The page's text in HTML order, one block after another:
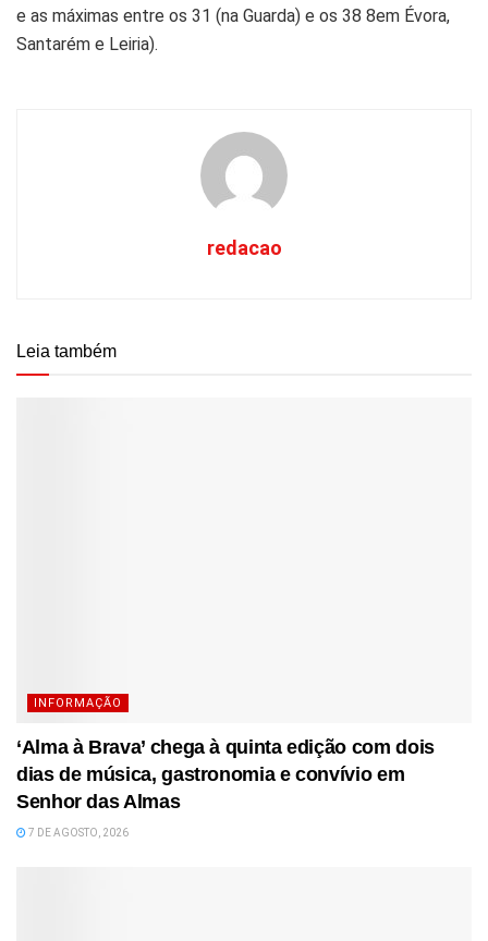
e as máximas entre os 31 (na Guarda) e os 38 8em Évora,
Santarém e Leiria).
redacao
Leia também
INFORMAÇÃO
‘Alma à Brava’ chega à quinta edição com dois
dias de música, gastronomia e convívio em
Senhor das Almas
7 DE AGOSTO, 2026